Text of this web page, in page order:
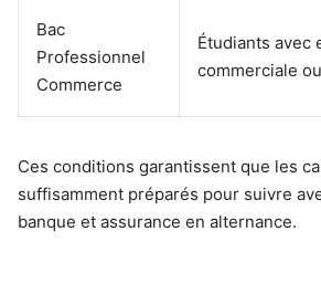
Bac
Professionnel
Commerce
Étudiants avec
commerciale
Ces conditions garantissent que les
suffisamment préparés pour suivre
banque et assurance en alternance.